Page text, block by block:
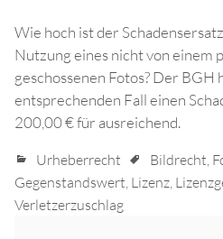
Wie hoch ist der
Nutzung eines nicht von einem
geschossenen Fotos? Der BGH
entsprechenden Fall einen
200,00 € für ausreichend.
Urheberrecht Bildrecht,
Gegenstandswert, Lizenz,
Verletzerzuschlag